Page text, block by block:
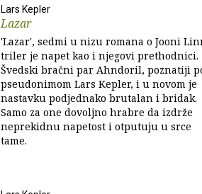
Lars Kepler
Lazar
'Lazar', sedmi u nizu romana o Jooni
triler je napet kao i njegovi prethodnici.
Švedski bračni par Ahndoril, poznatiji
pseudonimom Lars Kepler, i u novom je
nastavku podjednako brutalan i bridak.
Samo za one dovoljno hrabre da izdrže
neprekidnu napetost i otputuju u srce
tame.